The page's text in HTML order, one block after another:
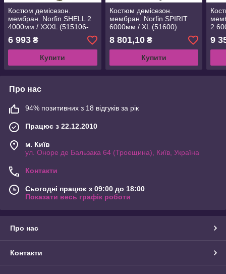
Костюм демісезон.
мембран. Norfin SHELL 2
4000мм / XXXL (515106-
XXXL)
6 993 ₴
Купити
Костюм демісезон.
мембран. Norfin SPIRIT
6000мм / XL (51600)
8 801,10₴
Купити
2
9
Про нас
94% позитивних з 18 відгуків за рік
Працює з 22.12.2010
м. Київ
ул. Оноре де Бальзака 64 (Троещина), Київ, Україна
Контакти
Сьогодні працює з 09:00 до 18:00
Показати весь графік роботи
Про нас
Контакти